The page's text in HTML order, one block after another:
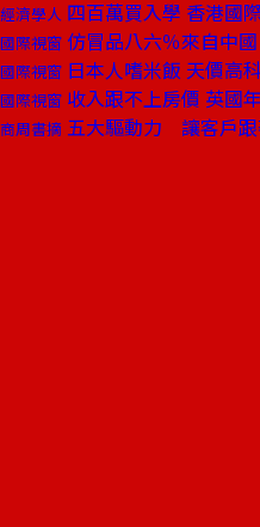
經濟學人 四百萬買入學 香港國
國際視窗 仿冒品八六％來自中
國際視窗 日本人嗜米飯 天價高
國際視窗 收入跟不上房價 英國
商周書摘 五大驅動力 讓客戶跟